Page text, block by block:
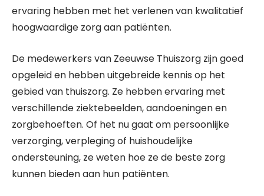
ervaring hebben met het verlenen van kwalitatief
hoogwaardige zorg aan patiënten.
De medewerkers van Zeeuwse Thuiszorg zijn goed
opgeleid en hebben uitgebreide kennis op het
gebied van thuiszorg. Ze hebben ervaring met
verschillende ziektebeelden, aandoeningen en
zorgbehoeften. Of het nu gaat om persoonlijke
verzorging, verpleging of huishoudelijke
ondersteuning, ze weten hoe ze de beste zorg
kunnen bieden aan hun patiënten.